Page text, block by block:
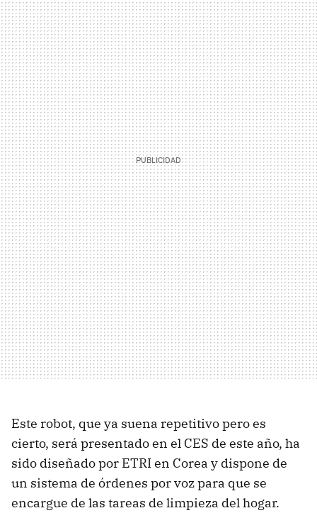
Este robot, que ya suena repetitivo pero es
cierto, será presentado en el CES de este año, ha
sido diseñado por ETRI en Corea y dispone de
un sistema de órdenes por voz para que se
encargue de las tareas de limpieza del hogar.